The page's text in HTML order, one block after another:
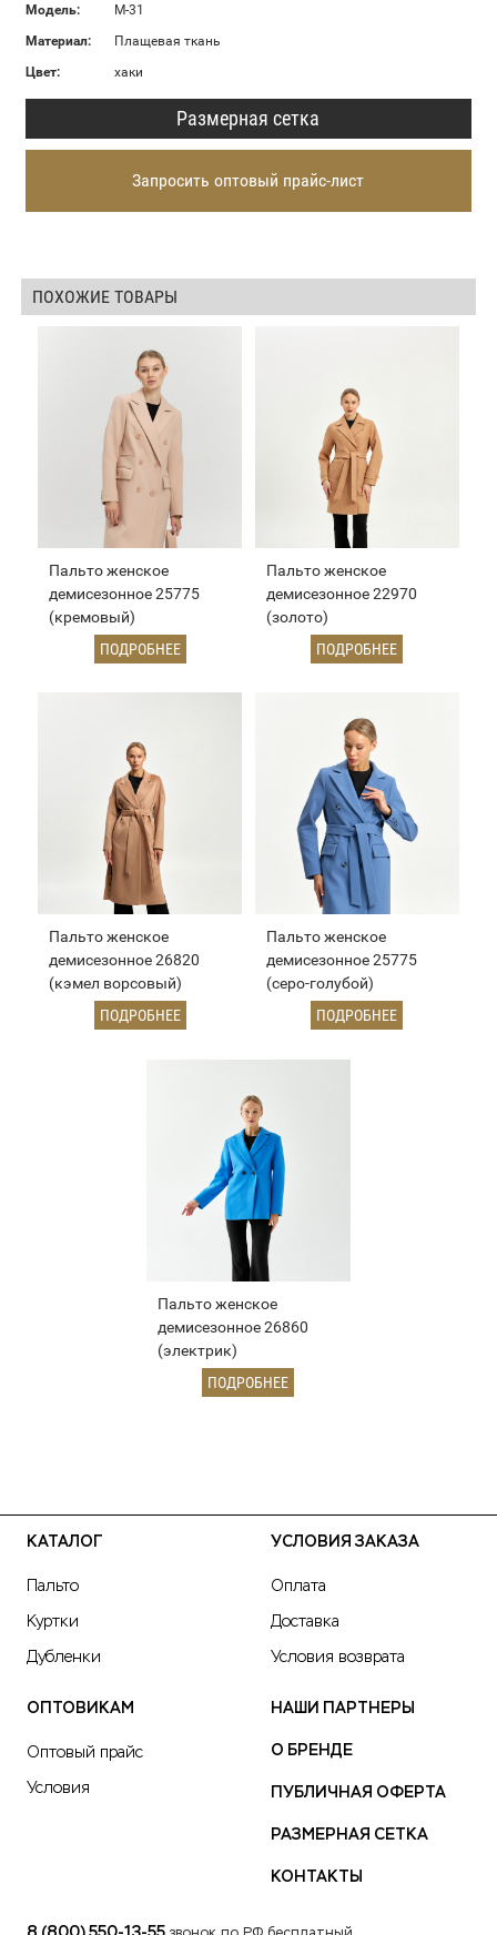
Модель:
М-31
Материал:
Плащевая ткань
Цвет:
хаки
Размерная сетка
Запросить оптовый прайс-лист
ПОХОЖИЕ ТОВАРЫ
Пальто женское
демисезонное 25775
(кремовый)
ПОДРОБНЕЕ
Пальто женское
демисезонное 22970
(золото)
ПОДРОБНЕЕ
Пальто женское
демисезонное 26820
(кэмел ворсовый)
ПОДРОБНЕЕ
Пальто женское
демисезонное 25775
(серо-голубой)
ПОДРОБНЕЕ
Пальто женское
демисезонное 26860
(электрик)
ПОДРОБНЕЕ
КАТАЛОГ
Пальто
Куртки
Дубленки
УСЛОВИЯ ЗАКАЗА
Оплата
Доставка
Условия возврата
ОПТОВИКАМ
Оптовый прайс
Условия
НАШИ ПАРТНЕРЫ
О БРЕНДЕ
ПУБЛИЧНАЯ ОФЕРТА
РАЗМЕРНАЯ СЕТКА
КОНТАКТЫ